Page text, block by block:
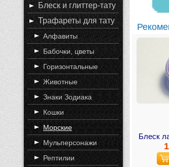
Блеск
Блеск и глиттер-тату
Трафареты для тату
Алфавиты
Бабочки, цветы
Горизонтальные
Животные
Знаки Зодиака
Кошки
Морские
Мульперсонажи
Рептилии